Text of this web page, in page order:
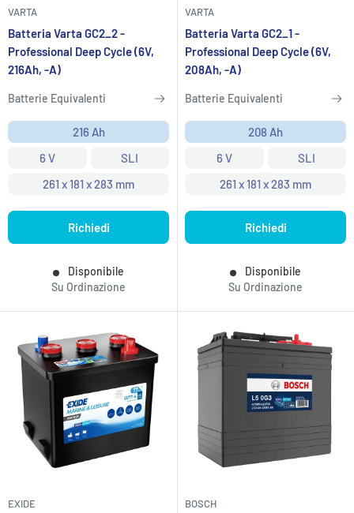
VARTA
Batteria Varta GC2_2 -
Professional Deep Cycle (6V,
216Ah, -A)
Batterie Equivalenti
216 Ah
6 V
SLI
261 x 181 x 283 mm
Richiedi
Disponibile
Su Ordinazione
VARTA
Batteria Varta GC2_1 -
Professional Deep Cycle (6V,
208Ah, -A)
Batterie Equivalenti
208 Ah
6 V
SLI
261 x 181 x 283 mm
Richiedi
Disponibile
Su Ordinazione
EXIDE BOSCH